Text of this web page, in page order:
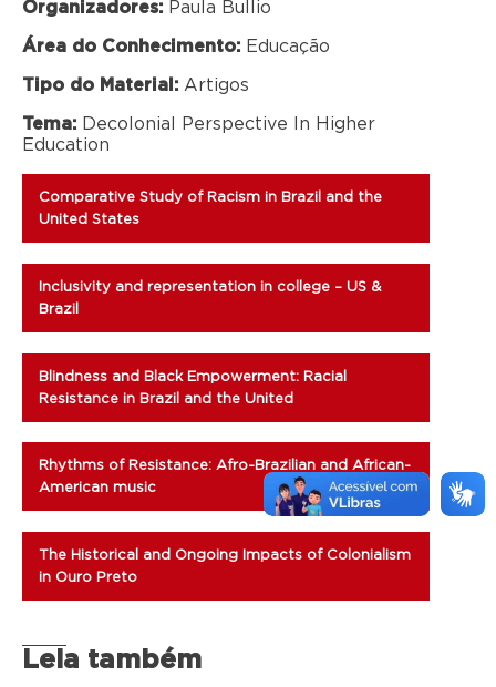
Organizadores: Paula Bullio
Área do Conhecimento: Educação
Tipo do Material: Artigos
Tema: Decolonial Perspective In Higher
Education
Comparative Study of Racism in Brazil and the
United States
Inclusivity and representation in college – US &
Brazil
Blindness and Black Empowerment: Racial
Resistance in Brazil and the United
Rhythms of Resistance: Afro-Brazilian and African-
American music
The Historical and Ongoing Impacts of Colonialism
in Ouro Preto
Leia também